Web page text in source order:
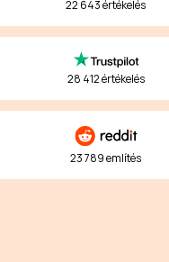
22 643 értékelés
28 412 értékelés
23 789 említés